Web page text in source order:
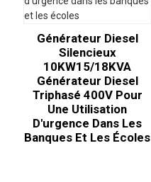
Générateur Diesel
Silencieux
10KW15/18KVA
Générateur Diesel
Triphasé 400V Pour
Une Utilisation
D'urgence Dans Les
Banques Et Les Écoles